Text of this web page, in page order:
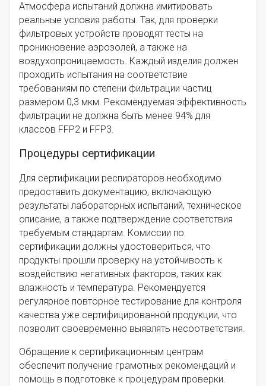
Атмосфера испытаний должна имитировать
реальные условия работы. Так, для проверки
фильтровых устройств проводят тесты на
проникновение аэрозолей, а также на
воздухопроницаемость. Каждый изделия должен
проходить испытания на соответствие
требованиям по степени фильтрации частиц
размером 0,3 мкм. Рекомендуемая эффективность
фильтрации не должна быть менее 94% для
классов FFP2 и FFP3.
Процедуры сертификации
Для сертификации респираторов необходимо
предоставить документацию, включающую
результаты лабораторных испытаний, техническое
описание, а также подтверждение соответствия
требуемым стандартам. Комиссии по
сертификации должны удостовериться, что
продукты прошли проверку на устойчивость к
воздействию негативных факторов, таких как
влажность и температура. Рекомендуется
регулярное повторное тестирование для контроля
качества уже сертифицированной продукции, что
позволит своевременно выявлять несоответствия.
Обращение к сертификационным центрам
обеспечит получение грамотных рекомендаций и
помощь в подготовке к процедурам проверки.